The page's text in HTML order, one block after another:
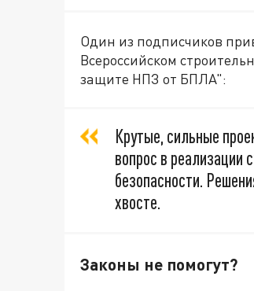
Один из подписчиков
Всероссийском
защите НПЗ от БПЛА":
Крутые, сильные
вопрос в реализации
безопасности.
хвосте.
Законы не помогут?